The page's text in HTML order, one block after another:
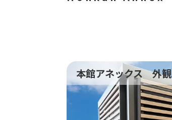
本館アネックス 外観